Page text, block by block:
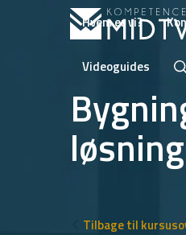
Hvem er vi?
Videoguides
Tilbage til